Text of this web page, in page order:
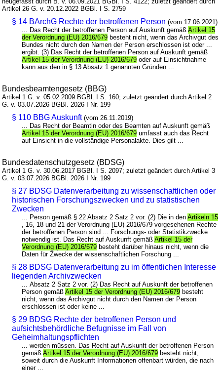
Artikel 26 G. v. 20.12.2022 BGBl. I S. 2759
§ 14 BArchG Rechte der betroffenen Person (vom 17.06.2021)
... Das Recht der betroffenen Person auf Auskunft gemäßArtikel 15
der Verordnung (EU) 2016/679 besteht nicht, wenn das Archivgut des
Bundes nicht durch den Namen der Person erschlossen ist oder ...
ergibt. (3) Das Recht der betroffenen Person auf Auskunft gemäß
Artikel 15 der Verordnung (EU) 2016/679 oder auf Einsichtnahme
kann aus den in § 13 Absatz 1 genannten Gründen ...
Bundesbeamtengesetz (BBG)
Artikel 1 G. v. 05.02.2009 BGBl. I S. 160; zuletzt geändert durch Artikel 2
G. v. 03.07.2026 BGBl. 2026 I Nr. 199
§ 110 BBG Auskunft (vom 26.11.2019)
... Das Recht der Beamtin oder des Beamten auf Auskunft gemäß
Artikel 15 der Verordnung (EU) 2016/679 umfasst auch das Recht
auf Einsicht in die vollständige Personalakte. Dies gilt ...
Bundesdatenschutzgesetz (BDSG)
Artikel 1 G. v. 30.06.2017 BGBl. I S. 2097; zuletzt geändert durch Artikel 3
G. v. 03.07.2026 BGBl. 2026 I Nr. 199
§ 27 BDSG Datenverarbeitung zu wissenschaftlichen oder
historischen Forschungszwecken und zu statistischen
Zwecken
... Person gemäß § 22 Absatz 2 Satz 2 vor. (2) Die in denArtikeln 15
, 16, 18 und 21 der Verordnung (EU) 2016/679 vorgesehenen Rechte
der betroffenen Person sind ... Forschungs- oder Statistikzwecke
notwendig ist. Das Recht auf Auskunft gemäßArtikel 15 der
Verordnung (EU) 2016/679 besteht darüber hinaus nicht, wenn die
Daten für Zwecke der wissenschaftlichen Forschung ...
§ 28 BDSG Datenverarbeitung zu im öffentlichen Interesse
liegenden Archivzwecken
... Absatz 2 Satz 2 vor. (2) Das Recht auf Auskunft der betroffenen
Person gemäßArtikel 15 der Verordnung (EU) 2016/679 besteht
nicht, wenn das Archivgut nicht durch den Namen der Person
erschlossen ist oder keine ...
§ 29 BDSG Rechte der betroffenen Person und
aufsichtsbehördliche Befugnisse im Fall von
Geheimhaltungspflichten
... werden müssen. Das Recht auf Auskunft der betroffenen Person
gemäßArtikel 15 der Verordnung (EU) 2016/679 besteht nicht,
soweit durch die Auskunft Informationen offenbart würden, die nach
einer ...